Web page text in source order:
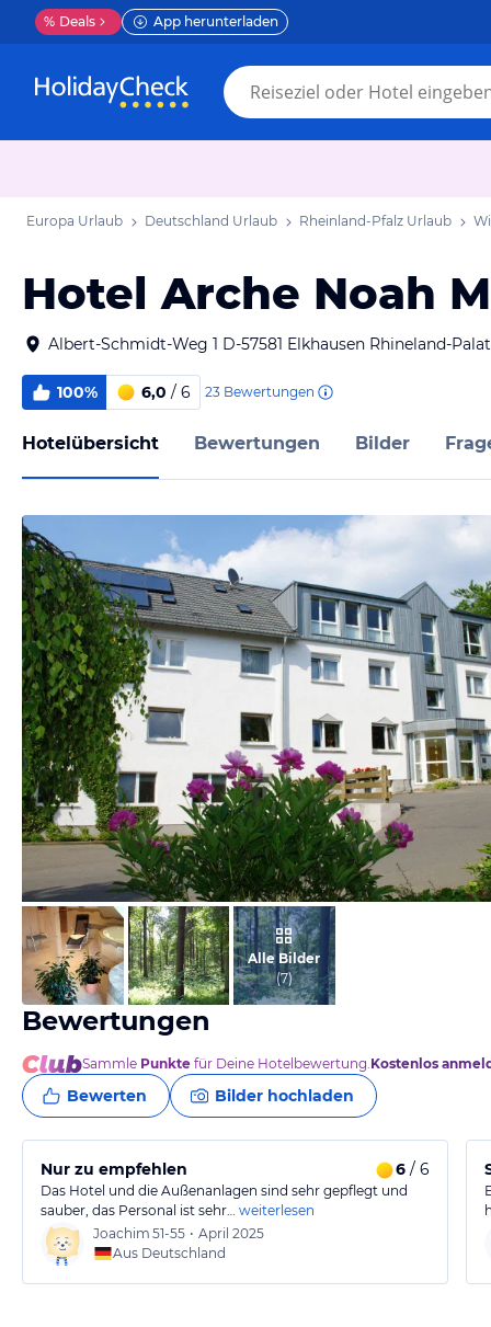
% Deals App herunterladen
Europa Urlaub Deutschland Urlaub Rheinland-Pfalz Urlaub
Hotel Arche Noah
Albert-Schmidt-Weg 1 D-57581 Elkhausen Rhineland-
100% 6,0 / 6 23 Bewertungen
Hotelübersicht Bewertungen Bilder
vom Hotelier, Januar 2013
Alle Bilder
(7)
Bewertungen
Sammle Punkte für Deine Hotelbewertung.Kostenlos
Bewerten Bilder hochladen
Nur zu empfehlen 6 / 6
Das Hotel und die Außenanlagen sind sehr gepflegt und
sauber, das Personal ist sehr… weiterlesen
Joachim 51-55 • April 2025
Aus Deutschland